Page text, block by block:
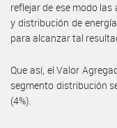
reflejar de ese modo
y distribución de
para alcanzar tal
Que así, el Valor
segmento distribución
(4%).